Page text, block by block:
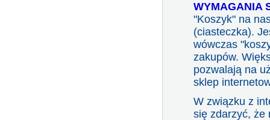
WYMAGANIA
"Koszyk"na
(ciasteczka).
wówczas
zakupów.
pozwalają na
sklep
W związku z
się zdarzyć, że